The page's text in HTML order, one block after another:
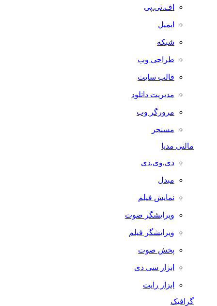
اف.تی.پی
ایمیل
شبکه
طراحی وب
قالب سایت
مدیریت دانلود
مرورگر وب
مسنجر
مالتی مدیا
دی.وی.دی
مبدل
نمایش فیلم
ویرایشگر صوت
ویرایشگر فیلم
پخش صوت
ابزار سی دی
ابزار رایت
گرافیک